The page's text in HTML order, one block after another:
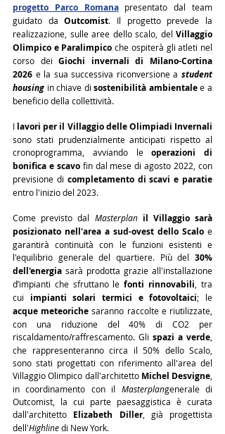
progetto Parco Romana presentato dal team
guidato da Outcomist. Il progetto prevede la
realizzazione, sulle aree dello scalo, del Villaggio
Olimpico e Paralimpico che ospiterà gli atleti nel
corso dei Giochi invernali di Milano-Cortina
2026 e la sua successiva riconversione a student
housing in chiave di sostenibilità ambientale e a
beneficio della collettività.
I lavori per il Villaggio delle Olimpiadi Invernali
sono stati prudenzialmente anticipati rispetto al
cronoprogramma, avviando le operazioni di
bonifica e scavo fin dal mese di agosto 2022, con
previsione di completamento di scavi e paratie
entro l'inizio del 2023.
Come previsto dal Masterplan il Villaggio sarà
posizionato nell'area a sud-ovest dello Scalo e
garantirà continuità con le funzioni esistenti e
l'equilibrio generale del quartiere. Più del 30%
dell'energia sarà prodotta grazie all'installazione
d’impianti che sfruttano le fonti rinnovabili , tra
cui impianti solari termici e fotovoltaici
acque meteoriche saranno raccolte e riutilizzate,
con una riduzione del 40% di CO2 per
riscaldamento/raffrescamento. Gli spazi a verde
che rappresenteranno circa il 50% dello Scalo,
sono stati progettati con riferimento all'area del
Villaggio Olimpico dall'architetto Michel Desvigne
in coordinamento con il Masterplangenerale di
Outcomist, la cui parte paesaggistica è curata
dall'architetto Elizabeth Diller, già progettista
dell'Highline di New York.